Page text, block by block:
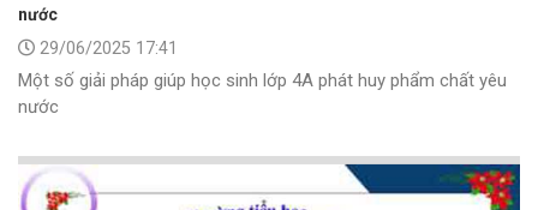
nước
29/06/2025 17:41
Một số giải pháp giúp học sinh lớp 4A phát huy phẩm chất yêu
nước